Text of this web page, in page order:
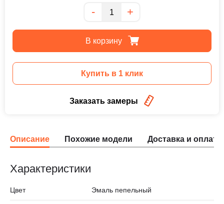
Количество
- +
В корзину
Купить в 1 клик
Заказать замеры
Описание Похожие модели Доставка и оплата
Характеристики
Цвет Эмаль пепельный